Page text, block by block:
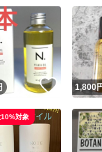
いいね！
1,800
対象